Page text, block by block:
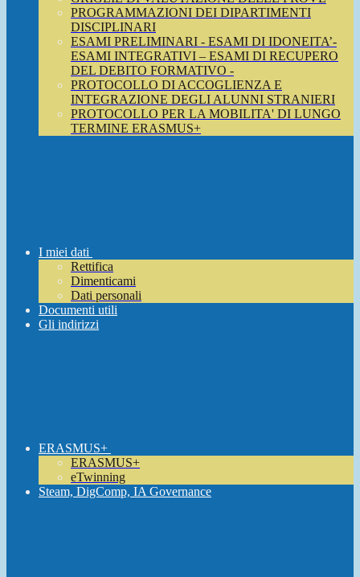
PROGRAMMAZIONI DEI DIPARTIMENTI
DISCIPLINARI
ESAMI PRELIMINARI - ESAMI DI IDONEITA’-
ESAMI INTEGRATIVI – ESAMI DI RECUPERO
DEL DEBITO FORMATIVO -
PROTOCOLLO DI ACCOGLIENZA E
INTEGRAZIONE DEGLI ALUNNI STRANIERI
PROTOCOLLO PER LA MOBILITA' DI LUNGO
TERMINE ERASMUS+
I miei dati
Rettifica
Dimenticami
Dati personali
Documenti utili
Gli indirizzi
ERASMUS+
ERASMUS+
eTwinning
Steam, DigComp, IA Governance